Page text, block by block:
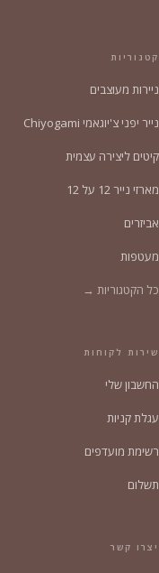
קטגוריות
ניירות מעוצבים
נייר יפני צ'יוגאמי Chiyogami
קיטים ליצירה עצמית
מארזי נייר 12 על 12
אביזרים
מעטפות
כל הקטגוריות →
שירות לקוחות
החשבון שלי
עגלת קניות
רשימת מועדפים
תשלום
יצרו קשר